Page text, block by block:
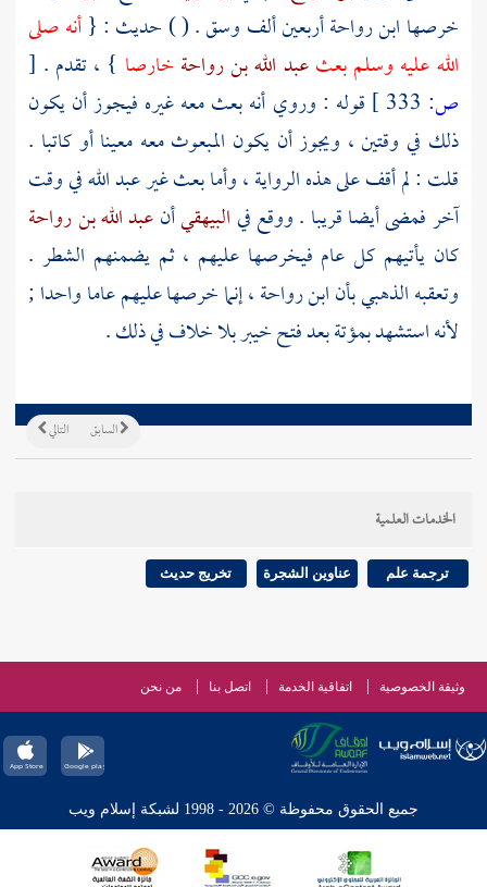
خرصها ابن رواحةأربعين ألف وسق . ( ) حديث : {أنه صلى
الله عليه وسلم بعثعبد الله بن رواحة خارصا } ، تقدم . [
ص:
قوله : وروي أنه بعث معه غيره فيجوز أن يكون
ذلك في وقتين ، ويجوز أن يكون المبعوث معه معينا أو كاتبا .
قلت : لم أقف على هذه الرواية ، وأما بعث غيرعبد اللهفي وقت
آخر فمضى أيضا قريبا . ووقع فيالبيهقيأنعبد الله بن رواحة
كان يأتيهم كل عام فيخرصها عليهم ، ثم يضمنهم الشطر .
وتعقبهالذهبيبأنابن رواحة، إنما خرصها عليهم عاما واحدا ;
لأنه استشهدبمؤتةبعد فتحخيبربلا خلاف في ذلك .
التالي السابق
الخدمات العلمية
ترجمة علم عناوين الشجرة تخريج حديث
وثيقة الخصوصية اتفاقية الخدمة اتصل بنا من نحن
جميع الحقوق محفوظة © 2026 - 1998 لشبكة إسلام ويب